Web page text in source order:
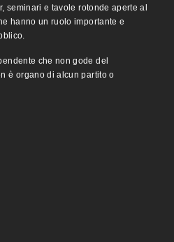
seminari e tavole rotonde aperte al
hanno un ruolo importante e
che non gode del
è organo di alcun partito o